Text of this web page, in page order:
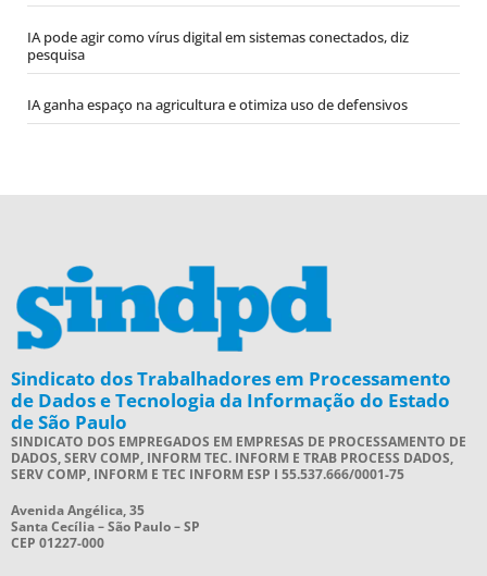
IA pode agir como vírus digital em sistemas conectados, diz
pesquisa
IA ganha espaço na agricultura e otimiza uso de defensivos
Sindicato dos Trabalhadores em Processamento
de Dados e Tecnologia da Informação do Estado
de São Paulo
SINDICATO DOS EMPREGADOS EM EMPRESAS DE PROCESSAMENTO DE
DADOS, SERV COMP, INFORM TEC. INFORM E TRAB PROCESS DADOS,
SERV COMP, INFORM E TEC INFORM ESP I 55.537.666/0001-75
Avenida Angélica, 35
Santa Cecília – São Paulo – SP
CEP 01227-000